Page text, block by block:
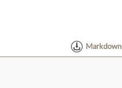
Markdown